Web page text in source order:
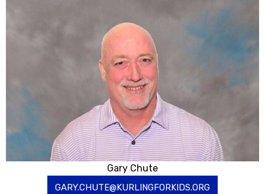
Gary Chute
GARY.CHUTE@KURLINGFORKIDS.ORG